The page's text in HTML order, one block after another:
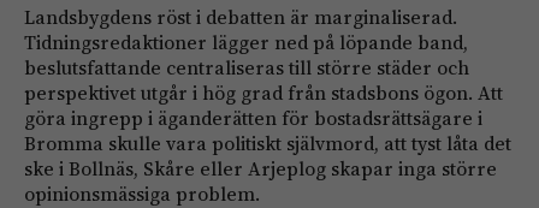
Landsbygdens röst i debatten är marginaliserad.
Tidningsredaktioner lägger ned på löpande band,
beslutsfattande centraliseras till större städer och
perspektivet utgår i hög grad från stadsbons ögon. Att
göra ingrepp i äganderätten för bostadsrättsägare i
Bromma skulle vara politiskt självmord, att tyst låta det
ske i Bollnäs, Skåre eller Arjeplog skapar inga större
opinionsmässiga problem.